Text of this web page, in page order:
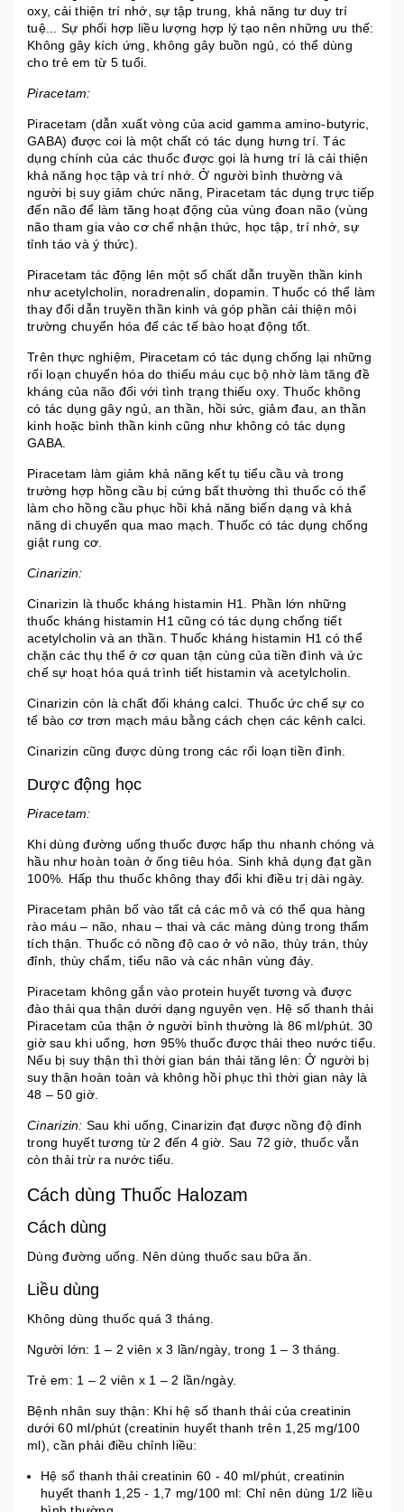
oxy, cải thiện trí nhớ, sự tập trung, khả năng tư duy trí
tuệ... Sự phối hợp liều lượng hợp lý tạo nên những ưu thế:
Không gây kích ứng, không gây buồn ngủ, có thể dùng
cho trẻ em từ 5 tuổi.
Piracetam:
Piracetam (dẫn xuất vòng của acid gamma amino-butyric,
GABA) được coi là một chất có tác dụng hưng trí. Tác
dụng chính của các thuốc được gọi là hưng trí là cải thiện
khả năng học tập và trí nhớ. Ở người bình thường và
người bị suy giảm chức năng, Piracetam tác dụng trực tiếp
đến não để làm tăng hoạt động của vùng đoan não (vùng
não tham gia vào cơ chế nhận thức, học tập, trí nhớ, sự
tỉnh táo và ý thức).
Piracetam tác động lên một số chất dẫn truyền thần kinh
như acetylcholin, noradrenalin, dopamin. Thuốc có thể làm
thay đổi dẫn truyền thần kinh và góp phần cải thiện môi
trường chuyển hóa để các tế bào hoạt động tốt.
Trên thực nghiệm, Piracetam có tác dụng chống lại những
rối loạn chuyển hóa do thiếu máu cục bộ nhờ làm tăng đề
kháng của não đối với tình trạng thiếu oxy. Thuốc không
có tác dụng gây ngủ, an thần, hồi sức, giảm đau, an thần
kinh hoặc bình thần kinh cũng như không có tác dụng
GABA.
Piracetam làm giảm khả năng kết tụ tiểu cầu và trong
trường hợp hồng cầu bị cứng bất thường thì thuốc có thể
làm cho hồng cầu phục hồi khả năng biến dạng và khả
năng di chuyển qua mao mạch. Thuốc có tác dụng chống
giật rung cơ.
Cinarizin:
Cinarizin là thuốc kháng histamin H1. Phần lớn những
thuốc kháng histamin H1 cũng có tác dụng chống tiết
acetylcholin và an thần. Thuốc kháng histamin H1 có thể
chặn các thụ thể ở cơ quan tận cùng của tiền đình và ức
chế sự hoạt hóa quá trình tiết histamin và acetylcholin.
Cinarizin còn là chất đối kháng calci. Thuốc ức chế sự co
tế bào cơ trơn mạch máu bằng cách chẹn các kênh calci.
Cinarizin cũng được dùng trong các rối loạn tiền đình.
Dược động học
Piracetam:
Khi dùng đường uống thuốc được hấp thu nhanh chóng và
hầu như hoàn toàn ở ống tiêu hóa. Sinh khả dụng đạt gần
100%. Hấp thu thuốc không thay đổi khi điều trị dài ngày.
Piracetam phân bố vào tất cả các mô và có thể qua hàng
rào máu – não, nhau – thai và các màng dùng trong thẩm
tích thận. Thuốc có nồng độ cao ở vỏ não, thùy trán, thùy
đỉnh, thùy chẩm, tiểu não và các nhân vùng đáy.
Piracetam không gắn vào protein huyết tương và được
đào thải qua thận dưới dạng nguyên vẹn. Hệ số thanh thải
Piracetam của thận ở người bình thường là 86 ml/phút. 30
giờ sau khi uống, hơn 95% thuốc được thải theo nước tiểu.
Nếu bị suy thận thì thời gian bán thải tăng lên: Ở người bị
suy thận hoàn toàn và không hồi phục thì thời gian này là
48 – 50 giờ.
Cinarizin: Sau khi uống, Cinarizin đạt được nồng độ đỉnh
trong huyết tương từ 2 đến 4 giờ. Sau 72 giờ, thuốc vẫn
còn thải trừ ra nước tiểu.
Cách dùng Thuốc Halozam
Cách dùng
Dùng đường uống. Nên dùng thuốc sau bữa ăn.
Liều dùng
Không dùng thuốc quá 3 tháng.
Người lớn: 1 – 2 viên x 3 lần/ngày, trong 1 – 3 tháng.
Trẻ em: 1 – 2 viên x 1 – 2 lần/ngày.
Bệnh nhân suy thận: Khi hệ số thanh thải của creatinin
dưới 60 ml/phút (creatinin huyết thanh trên 1,25 mg/100
ml), cần phải điều chỉnh liều:
Hệ số thanh thải creatinin 60 - 40 ml/phút, creatinin
huyết thanh 1,25 - 1,7 mg/100 ml: Chỉ nên dùng 1/2 liều